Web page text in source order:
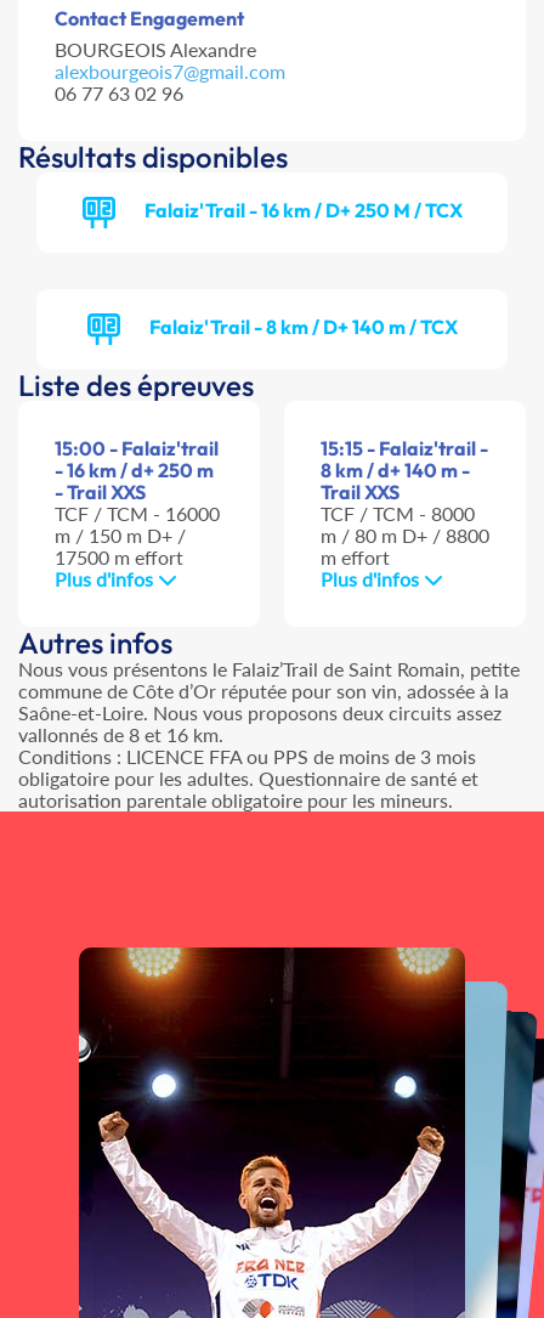
Contact Engagement
BOURGEOIS Alexandre
alexbourgeois7@gmail.com
06 77 63 02 96
Résultats disponibles
Falaiz'Trail - 16 km / D+ 250 M / TCX
Falaiz'Trail - 8 km / D+ 140 m / TCX
Liste des épreuves
15:00 - Falaiz'trail
- 16 km / d+ 250 m
- Trail XXS
TCF / TCM - 16000
m / 150 m D+ /
17500 m effort
Plus d'infos
15:15 - Falaiz'trail -
8 km / d+ 140 m -
Trail XXS
TCF / TCM - 8000
m / 80 m D+ / 8800
m effort
Plus d'infos
Autres infos
Nous vous présentons le Falaiz’Trail de Saint Romain, petite
commune de Côte d’Or réputée pour son vin, adossée à la
Saône-et-Loire. Nous vous proposons deux circuits assez
vallonnés de 8 et 16 km.
Conditions : LICENCE FFA ou PPS de moins de 3 mois
obligatoire pour les adultes. Questionnaire de santé et
autorisation parentale obligatoire pour les mineurs.